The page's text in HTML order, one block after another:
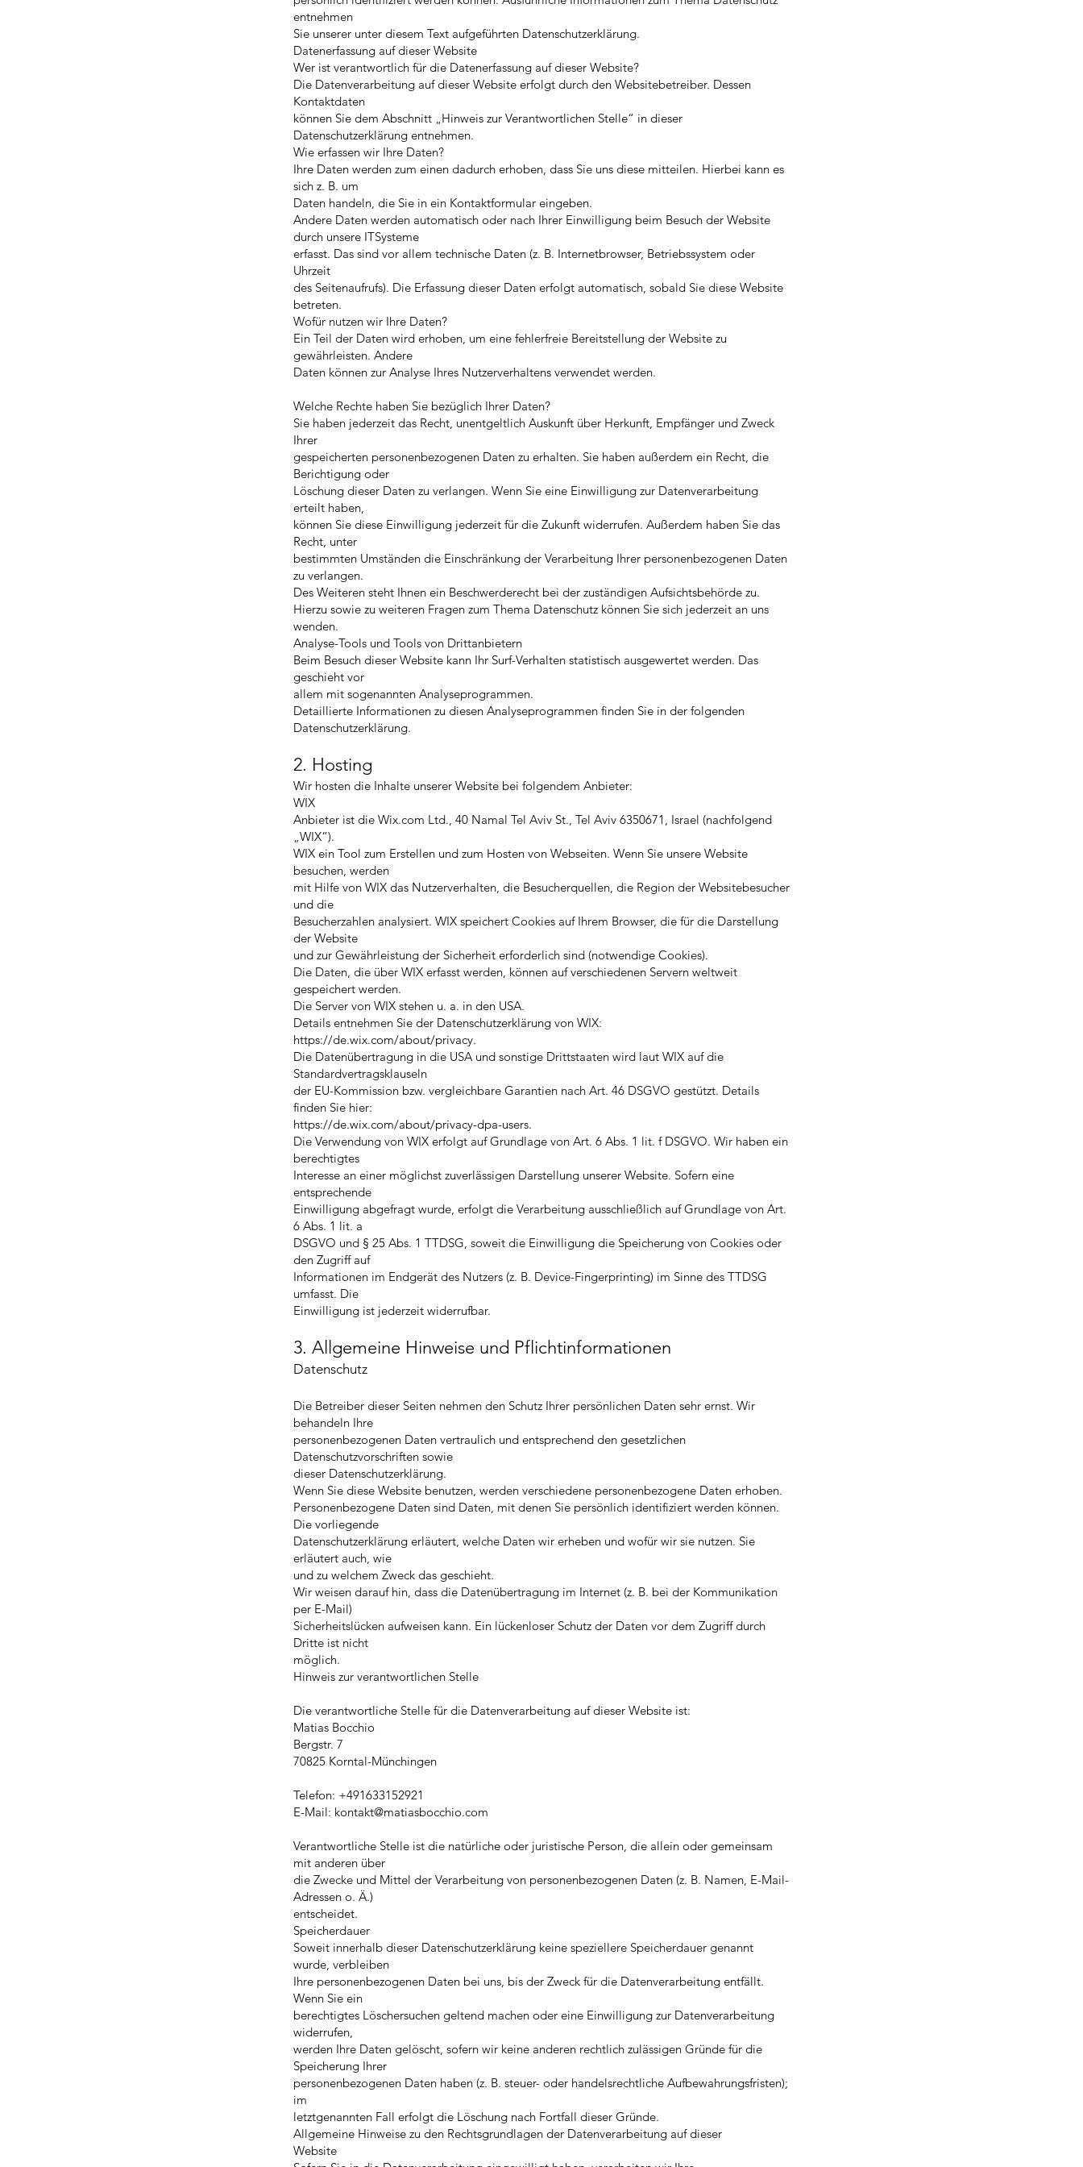
entnehmen
Sie unserer unter diesem Text aufgeführten Datenschutzerklärung.
Datenerfassung auf dieser Website
Wer ist verantwortlich für die Datenerfassung auf dieser Website?
Die Datenverarbeitung auf dieser Website erfolgt durch den Websitebetreiber. Dessen
Kontaktdaten
können Sie dem Abschnitt „Hinweis zur Verantwortlichen Stelle“ in dieser
Datenschutzerklärung entnehmen.
Wie erfassen wir Ihre Daten?
Ihre Daten werden zum einen dadurch erhoben, dass Sie uns diese mitteilen. Hierbei kann es
sich z. B. um
Daten handeln, die Sie in ein Kontaktformular eingeben.
Andere Daten werden automatisch oder nach Ihrer Einwilligung beim Besuch der Website
durch unsere ITSysteme
erfasst. Das sind vor allem technische Daten (z. B. Internetbrowser, Betriebssystem oder
Uhrzeit
des Seitenaufrufs). Die Erfassung dieser Daten erfolgt automatisch, sobald Sie diese Website
betreten.
Wofür nutzen wir Ihre Daten?
Ein Teil der Daten wird erhoben, um eine fehlerfreie Bereitstellung der Website zu
gewährleisten. Andere
Daten können zur Analyse Ihres Nutzerverhaltens verwendet werden.
Welche Rechte haben Sie bezüglich Ihrer Daten?
Sie haben jederzeit das Recht, unentgeltlich Auskunft über Herkunft, Empfänger und Zweck
Ihrer
gespeicherten personenbezogenen Daten zu erhalten. Sie haben außerdem ein Recht, die
Berichtigung oder
Löschung dieser Daten zu verlangen. Wenn Sie eine Einwilligung zur Datenverarbeitung
erteilt haben,
können Sie diese Einwilligung jederzeit für die Zukunft widerrufen. Außerdem haben Sie das
Recht, unter
bestimmten Umständen die Einschränkung der Verarbeitung Ihrer personenbezogenen Daten
zu verlangen.
Des Weiteren steht Ihnen ein Beschwerderecht bei der zuständigen Aufsichtsbehörde zu.
Hierzu sowie zu weiteren Fragen zum Thema Datenschutz können Sie sich jederzeit an uns
wenden.
Analyse-Tools und Tools von Drittanbietern
Beim Besuch dieser Website kann Ihr Surf-Verhalten statistisch ausgewertet werden. Das
geschieht vor
allem mit sogenannten Analyseprogrammen.
Detaillierte Informationen zu diesen Analyseprogrammen finden Sie in der folgenden
Datenschutzerklärung.
2. Hosting
Wir hosten die Inhalte unserer Website bei folgendem Anbieter:
WIX
Anbieter ist die Wix.com Ltd., 40 Namal Tel Aviv St., Tel Aviv 6350671, Israel (nachfolgend
„WIX“).
WIX ein Tool zum Erstellen und zum Hosten von Webseiten. Wenn Sie unsere Website
besuchen, werden
mit Hilfe von WIX das Nutzerverhalten, die Besucherquellen, die Region der Websitebesucher
und die
Besucherzahlen analysiert. WIX speichert Cookies auf Ihrem Browser, die für die Darstellung
der Website
und zur Gewährleistung der Sicherheit erforderlich sind (notwendige Cookies).
Die Daten, die über WIX erfasst werden, können auf verschiedenen Servern weltweit
gespeichert werden.
Die Server von WIX stehen u. a. in den USA.
Details entnehmen Sie der Datenschutzerklärung von WIX:
https://de.wix.com/about/privacy.
Die Datenübertragung in die USA und sonstige Drittstaaten wird laut WIX auf die
Standardvertragsklauseln
der EU-Kommission bzw. vergleichbare Garantien nach Art. 46 DSGVO gestützt. Details
finden Sie hier:
https://de.wix.com/about/privacy-dpa-users.
Die Verwendung von WIX erfolgt auf Grundlage von Art. 6 Abs. 1 lit. f DSGVO. Wir haben ein
berechtigtes
Interesse an einer möglichst zuverlässigen Darstellung unserer Website. Sofern eine
entsprechende
Einwilligung abgefragt wurde, erfolgt die Verarbeitung ausschließlich auf Grundlage von Art.
6 Abs. 1 lit. a
DSGVO und § 25 Abs. 1 TTDSG, soweit die Einwilligung die Speicherung von Cookies oder
den Zugriff auf
Informationen im Endgerät des Nutzers (z. B. Device-Fingerprinting) im Sinne des TTDSG
umfasst. Die
Einwilligung ist jederzeit widerrufbar.
3. Allgemeine Hinweise und Pflichtinformationen
Datenschutz
Die Betreiber dieser Seiten nehmen den Schutz Ihrer persönlichen Daten sehr ernst. Wir
behandeln Ihre
personenbezogenen Daten vertraulich und entsprechend den gesetzlichen
Datenschutzvorschriften sowie
dieser Datenschutzerklärung.
Wenn Sie diese Website benutzen, werden verschiedene personenbezogene Daten erhoben.
Personenbezogene Daten sind Daten, mit denen Sie persönlich identifiziert werden können.
Die vorliegende
Datenschutzerklärung erläutert, welche Daten wir erheben und wofür wir sie nutzen. Sie
erläutert auch, wie
und zu welchem Zweck das geschieht.
Wir weisen darauf hin, dass die Datenübertragung im Internet (z. B. bei der Kommunikation
per E-Mail)
Sicherheitslücken aufweisen kann. Ein lückenloser Schutz der Daten vor dem Zugriff durch
Dritte ist nicht
möglich.
Hinweis zur verantwortlichen Stelle
Die verantwortliche Stelle für die Datenverarbeitung auf dieser Website ist:
Matias Bocchio
Bergstr. 7
70825 Korntal-Münchingen
Telefon: +491633152921
E-Mail: kontakt@matiasbocchio.com
Verantwortliche Stelle ist die natürliche oder juristische Person, die allein oder gemeinsam
mit anderen über
die Zwecke und Mittel der Verarbeitung von personenbezogenen Daten (z. B. Namen, E-Mail-
Adressen o. Ä.)
entscheidet.
Speicherdauer
Soweit innerhalb dieser Datenschutzerklärung keine speziellere Speicherdauer genannt
wurde, verbleiben
Ihre personenbezogenen Daten bei uns, bis der Zweck für die Datenverarbeitung entfällt.
Wenn Sie ein
berechtigtes Löschersuchen geltend machen oder eine Einwilligung zur Datenverarbeitung
widerrufen,
werden Ihre Daten gelöscht, sofern wir keine anderen rechtlich zulässigen Gründe für die
Speicherung Ihrer
personenbezogenen Daten haben (z. B. steuer- oder handelsrechtliche Aufbewahrungsfristen);
im
letztgenannten Fall erfolgt die Löschung nach Fortfall dieser Gründe.
Allgemeine Hinweise zu den Rechtsgrundlagen der Datenverarbeitung auf dieser
Website